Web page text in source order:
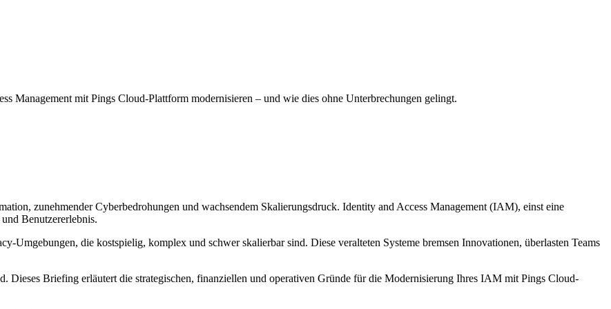
Management mit Pings Cloud-Plattform modernisieren – und wie dies ohne Unterbrechungen gelingt.
zunehmender Cyberbedrohungen und wachsendem Skalierungsdruck. Identity and Access Management (IAM), einst eine
Benutzererlebnis.
die kostspielig, komplex und schwer skalierbar sind. Diese veralteten Systeme bremsen Innovationen, überlasten Teams
Dieses Briefing erläutert die strategischen, finanziellen und operativen Gründe für die Modernisierung Ihres IAM mit Pings Cloud-